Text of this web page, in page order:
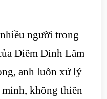
người trong
Diêm Đình Lâm
anh luôn xử lý
không thiên